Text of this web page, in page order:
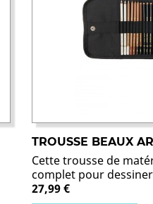
TROUSSE BEAUX
Cette trousse de
complet pour
27,99 €